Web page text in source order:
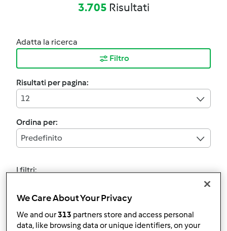
3.705 Risultati
Adatta la ricerca
Filtro
Risultati per pagina:
12
Ordina per:
Predefinito
I filtri:
Annulla
We Care About Your Privacy
We and our313 partners store and access personal
data, like browsing data or unique identifiers, on your